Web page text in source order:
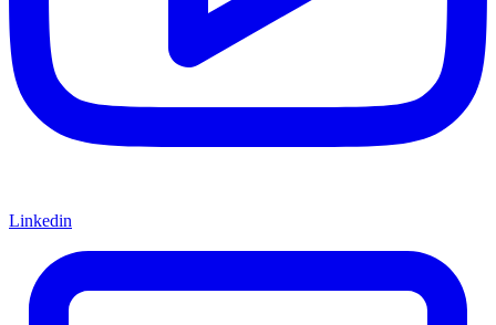
Linkedin